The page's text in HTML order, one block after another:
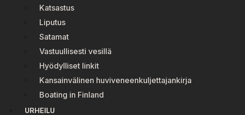
Katsastus
Liputus
Satamat
Vastuullisesti vesillä
Hyödylliset linkit
Kansainvälinen huviveneenkuljettajankirja
Boating in Finland
URHEILU